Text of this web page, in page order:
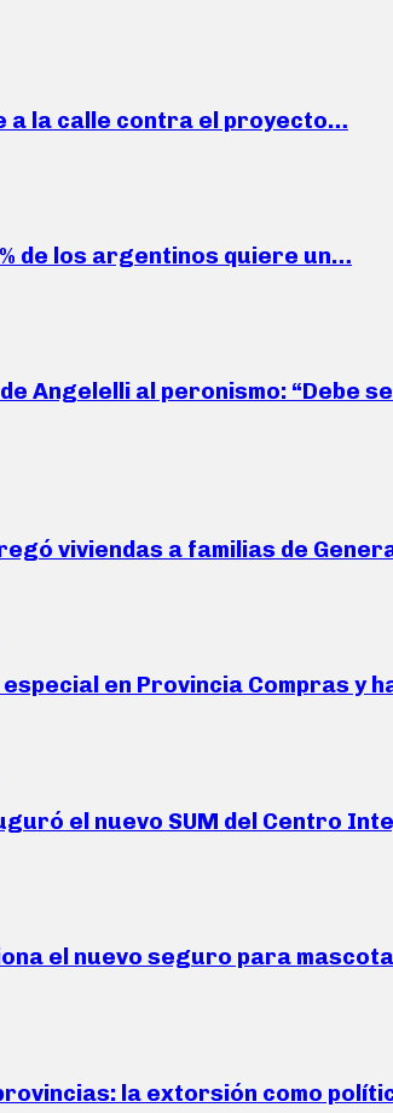
a la calle contra el proyecto…
de los argentinos quiere un…
Angelelli al peronismo: “Debe
viviendas a familias de
especial en Provincia Compras y
el nuevo SUM del Centro
el nuevo seguro para
la extorsión como